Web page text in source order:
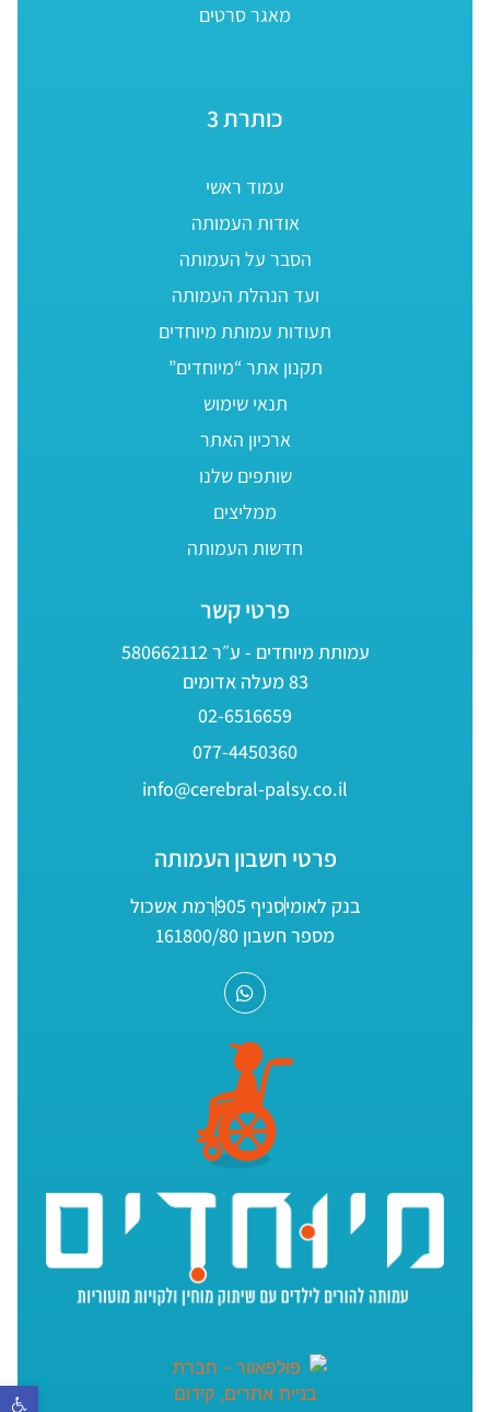
פתח
מאגר סרטים
כותרת 3
עמוד ראשי
אודות העמותה
הסבר על העמותה
ועד הנהלת העמותה
תעודות עמותת מיוחדים
תקנון אתר “מיוחדים”
תנאי שימוש
ארכיון האתר
שותפים שלנו
ממליצים
חדשות העמותה
פרטי קשר
עמותת מיוחדים - ע״ר 580662112
83 מעלה אדומים
02-6516659
077-4450360
info@cerebral-palsy.co.il
פרטי חשבון העמותה
בנק לאומיסניף 905
רמת אשכול
מספר חשבון 161800/80